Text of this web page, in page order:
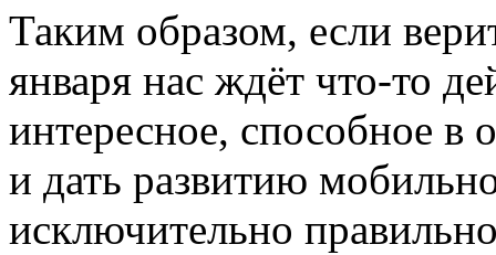
Таким образом, если
января нас ждёт что-то
интересное, способное в
и дать развитию
исключительно